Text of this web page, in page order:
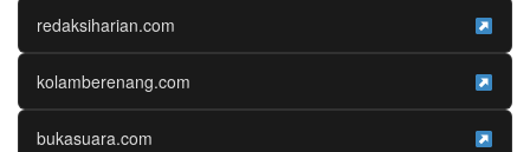
redaksiharian.com
kolamberenang.com
bukasuara.com